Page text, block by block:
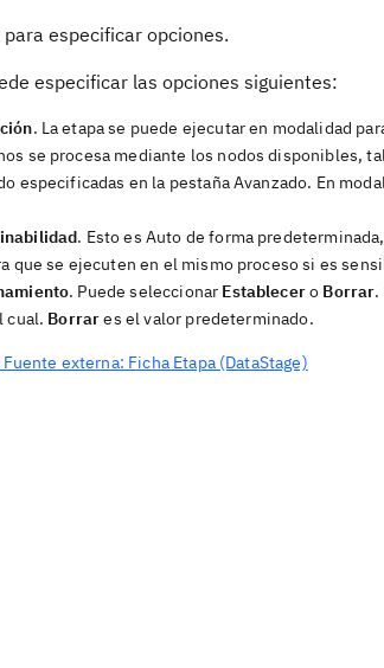
especificar opciones.
especificar las opciones siguientes:
. La etapa se puede ejecutar en modalidad
se procesa mediante los nodos disponibles,
especificadas en la pestañaAvanzado. En
. Esto es Auto de forma
que se ejecuten en el mismo proceso si es
. Puede seleccionar Establecero Borrar.
cual. Borrares el valor predeterminado.
Fuente externa: Ficha Etapa (DataStage)